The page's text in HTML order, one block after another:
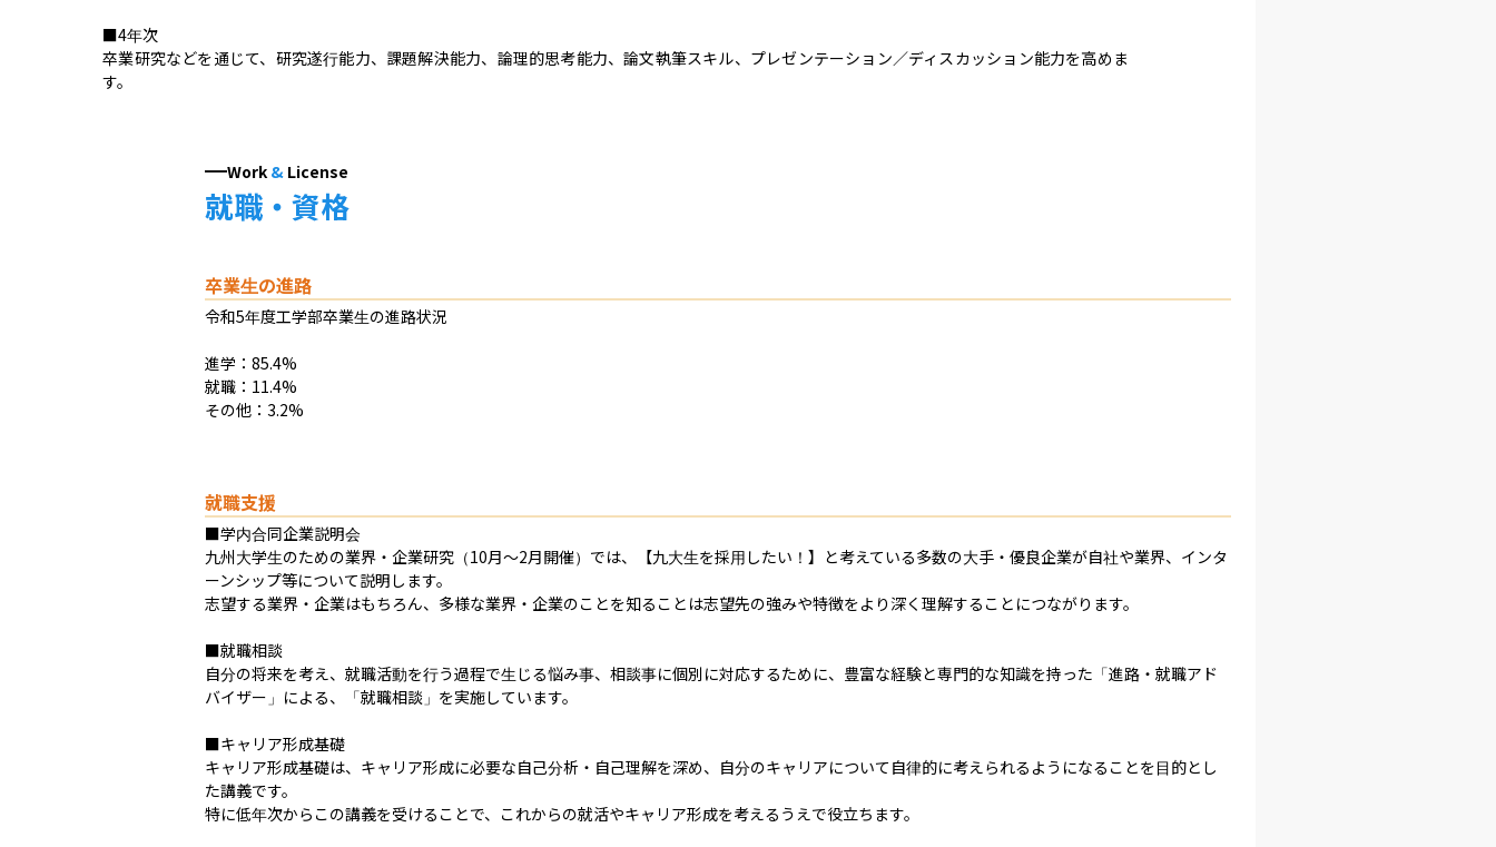
■4年次
卒業研究などを通じて、研究遂行能力、課題解決能力、論理的思考能力、論文執筆スキル、プレゼンテーション／ディスカッション能力を高めま
す。
Work & License
就職・資格
卒業生の進路
令和5年度工学部卒業生の進路状況
進学：85.4%
就職：11.4%
その他：3.2%
就職支援
■学内合同企業説明会
九州大学生のための業界・企業研究（10月～2月開催）では、【九大生を採用したい！】と考えている多数の大手・優良企業が自社や業界、インタ
ーンシップ等について説明します。
志望する業界・企業はもちろん、多様な業界・企業のことを知ることは志望先の強みや特徴をより深く理解することにつながります。
■就職相談
自分の将来を考え、就職活動を行う過程で生じる悩み事、相談事に個別に対応するために、豊富な経験と専門的な知識を持った「進路・就職アド
バイザー」による、「就職相談」を実施しています。
■キャリア形成基礎
キャリア形成基礎は、キャリア形成に必要な自己分析・自己理解を深め、自分のキャリアについて自律的に考えられるようになることを目的とし
た講義です。
特に低年次からこの講義を受けることで、これからの就活やキャリア形成を考えるうえで役立ちます。